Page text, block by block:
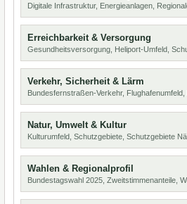
Digitale Infrastruktur, Energieanlagen,
Erreichbarkeit & Versorgung
Gesundheitsversorgung, Heliport-Umfeld,
Verkehr, Sicherheit & Lärm
Bundesfernstraßen-Verkehr, Flughafenumfeld,
Natur, Umwelt & Kultur
Kulturumfeld, Schutzgebiete, Schutzgebiete
Wahlen & Regionalprofil
Bundestagswahl 2025, Zweitstimmenanteile,